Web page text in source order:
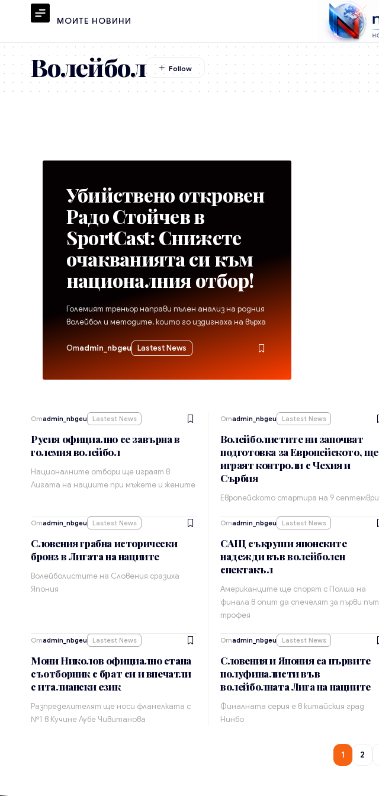
МОИТЕ НОВИНИ
Волейбол
Убийствено откровен
Радо Стойчев в
SportCast: Снижете
очакванията си към
националния отбор!
Големият треньор направи пълен анализ на родния
волейбол и методите, които го издигнаха на върха
Отadmin_nbgeu Lastest News
Отadmin_nbgeu Lastest News
Русия официално се завърна в
големия волейбол
Националните отбори ще играят в
Лигата на нациите при мъжете и жените
Отadmin_nbgeu Lastest News
Волейболистите ни започват
подготовка за Европейското, ще
играят контроли с Чехия и
Сърбия
Европейското стартира на 9 септември
Отadmin_nbgeu Lastest News
Словения грабна исторически
бронз в Лигата на нациите
Волейболистите на Словения сразиха
Япония
Отadmin_nbgeu Lastest News
САЩ съкруши японските
надежди във волейболен
спектакъл
Американците ще спорят с Полша на
финала в опит да спечелят за първи път
трофея
Отadmin_nbgeu Lastest News
Мони Николов официално стана
съотборник с брат си и впечатли
с италиански език
Разпределителят ще носи фланелката с
№1 в Кучине Лубе Чивитанова
Отadmin_nbgeu Lastest News
Словения и Япония са първите
полуфиналисти във
волейболната Лига на нациите
Финалната серия е в китайския град
Нинбо
1 2